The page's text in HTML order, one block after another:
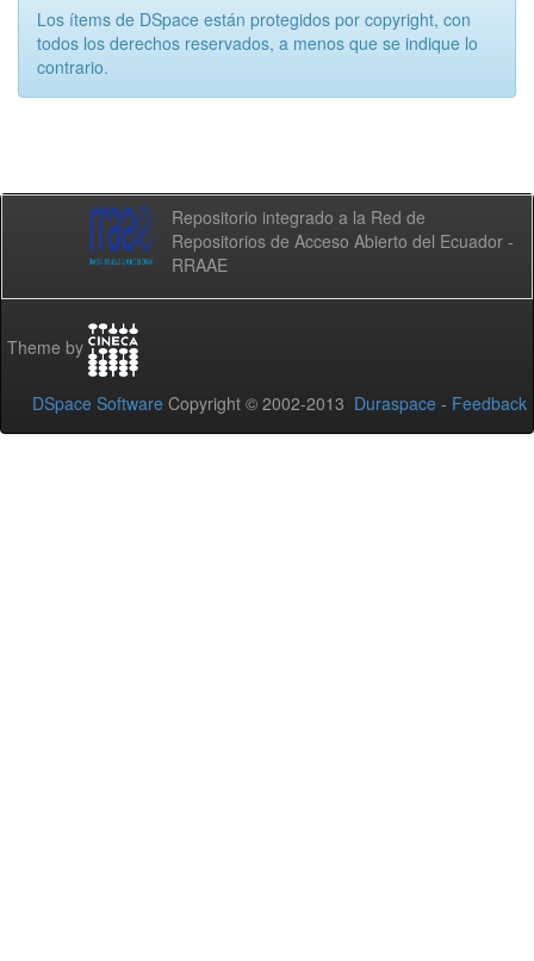
Los ítems de DSpace están protegidos por copyright, con
todos los derechos reservados, a menos que se indique lo
contrario.
Repositorio integrado a la Red de
Repositorios de Acceso Abierto del Ecuador -
RRAAE
Theme by
DSpace Software Copyright © 2002-2013 Duraspace - Feedback